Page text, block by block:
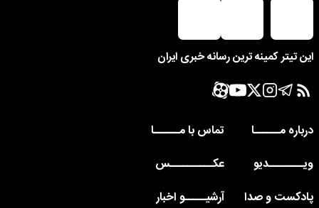
این تیتر کمینه ترین رسانه خبری ایران
درباره مــــــا
تماس با مــــــا
ویــــــــدیو
عکــــــــــس
پادکست و صدا
آرشیـــــو اخبار